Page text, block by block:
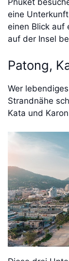
Phuket
eine
einen Blick auf
auf der Insel
Patong,
Wer
Strandnähe
Kata und